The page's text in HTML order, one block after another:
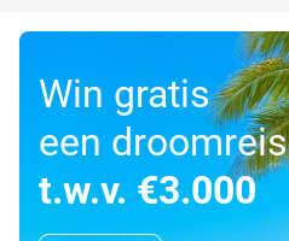
Win gratis
een droomreis
t.w.v. €3.000